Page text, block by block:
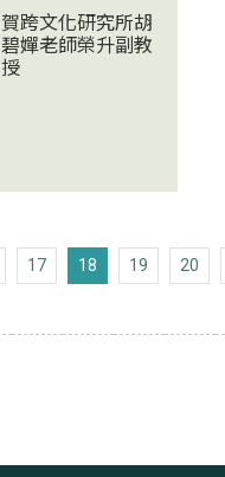
賀跨文化研究所胡
碧嬋老師榮升副教
授
17 18 19 20